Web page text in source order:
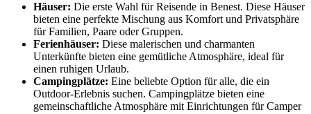
Häuser: Die erste Wahl für Reisende in Benest. Diese Häuser
bieten eine perfekte Mischung aus Komfort und Privatsphäre
für Familien, Paare oder Gruppen.
Ferienhäuser: Diese malerischen und charmanten
Unterkünfte bieten eine gemütliche Atmosphäre, ideal für
einen ruhigen Urlaub.
Campingplätze: Eine beliebte Option für alle, die ein
Outdoor-Erlebnis suchen. Campingplätze bieten eine
gemeinschaftliche Atmosphäre mit Einrichtungen für Camper